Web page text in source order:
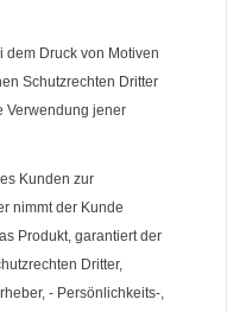
dem Druck von Motiven
Schutzrechten Dritter
Verwendung jener
Kunden zur
nimmt der Kunde
Produkt, garantiert der
Dritter,
- Persönlichkeits-,